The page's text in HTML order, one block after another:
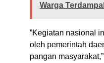
Warga
​”Kegiatan nasional
oleh pemerintah
pangan